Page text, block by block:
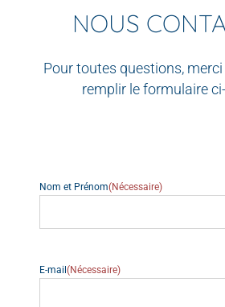
NOUS
Pour toutes questions,
remplir le formulaire
Nom et Prénom(Nécessaire)
E-mail(Nécessaire)